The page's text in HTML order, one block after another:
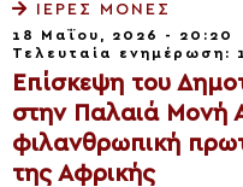
ΙΕΡΈΣ ΜΟΝΈΣ
18 Μαΐου, 2026 - 20:20
Τελευταία
Επίσκεψη του
στην Παλαιά Μονή
φιλανθρωπική
της Αφρικής